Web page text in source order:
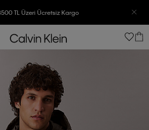
TL Üzeri Ücretsiz Kargo
Üzeri Alışverişlerinizde 6 Taksit İmkanı